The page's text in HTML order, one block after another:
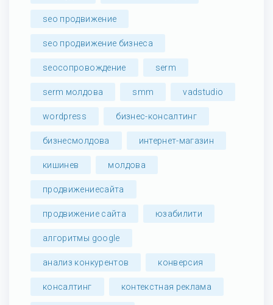
seo продвижение
seo продвижение бизнеса
seoсопровождение serm
serm молдова smm vadstudio
wordpress бизнес-консалтинг
бизнесмолдова интернет-магазин
кишинев молдова
продвижениесайта
продвижение сайта юзабилити
алгоритмы google
анализ конкурентов конверсия
консалтинг контекстная реклама